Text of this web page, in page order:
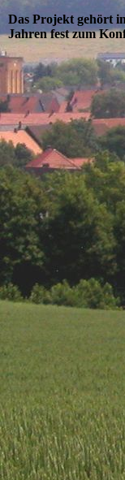
Das Projekt gehört
Jahren fest zum